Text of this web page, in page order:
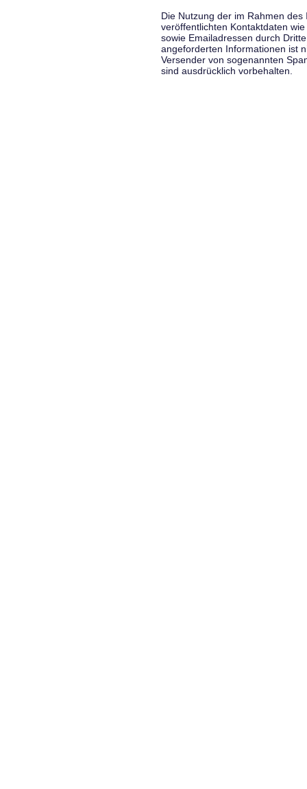
Die Nutzung der im Rahmen
veröffentlichten Kontaktdaten
sowie Emailadressen durch
angeforderten Informationen ist
Versender von sogenannten
sind ausdrücklich vorbehalten.